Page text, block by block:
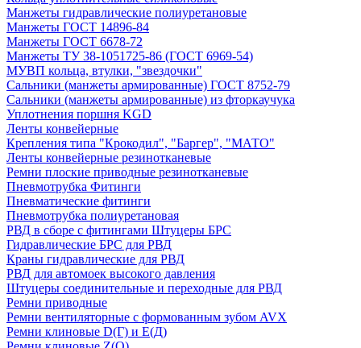
Манжеты гидравлические полиуретановые
Манжеты ГОСТ 14896-84
Манжеты ГОСТ 6678-72
Манжеты ТУ 38-1051725-86 (ГОСТ 6969-54)
МУВП кольца, втулки, "звездочки"
Сальники (манжеты армированные) ГОСТ 8752-79
Сальники (манжеты армированные) из фторкаучука
Уплотнения поршня KGD
Ленты конвейерные
Крепления типа "Крокодил", "Баргер", "МАТО"
Ленты конвейерные резинотканевые
Ремни плоские приводные резинотканевые
Пневмотрубка Фитинги
Пневматические фитинги
Пневмотрубка полиуретановая
РВД в сборе с фитингами Штуцеры БРС
Гидравлические БРС для РВД
Краны гидравлические для РВД
РВД для автомоек высокого давления
Штуцеры соединительные и переходные для РВД
Ремни приводные
Ремни вентиляторные с формованным зубом AVX
Ремни клиновые D(Г) и Е(Д)